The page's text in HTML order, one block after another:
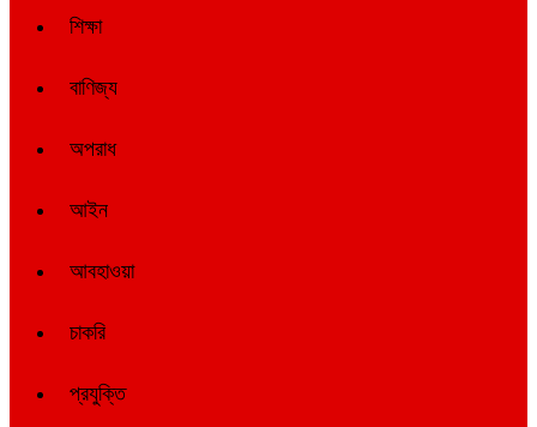
শিক্ষা
বাণিজ্য
অপরাধ
আইন
আবহাওয়া
চাকরি
প্রযুক্তি